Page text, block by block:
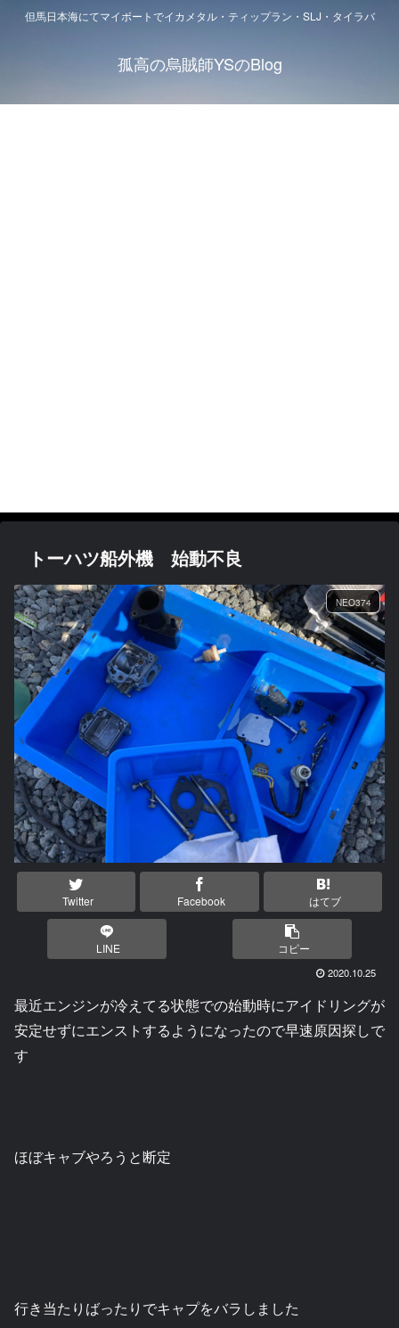
但馬日本海にてマイボートでイカメタル・ティップラン・SLJ・タイラバ
孤高の烏賊師YSのBlog
トーハツ船外機 始動不良
NEO374
Twitter Facebook はてブ
LINE コピー
2020.10.25
最近エンジンが冷えてる状態での始動時にアイドリングが
安定せずにエンストするようになったので早速原因探しで
す
ほぼキャブやろうと断定
行き当たりばったりでキャプをバラしました